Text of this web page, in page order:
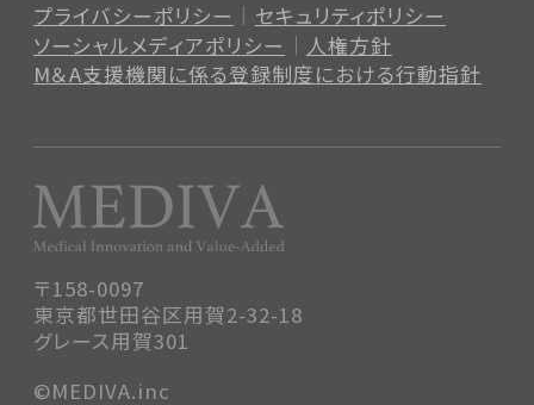
〒158-0097
東京都世田谷区用賀2-32-18
グレース用賀301
プライバシーポリシー
セキュリティポリシー
ソーシャルメディアポリシー
人権方針
M＆A支援機関に係る登録制度における行動指針
©MEDIVA.inc